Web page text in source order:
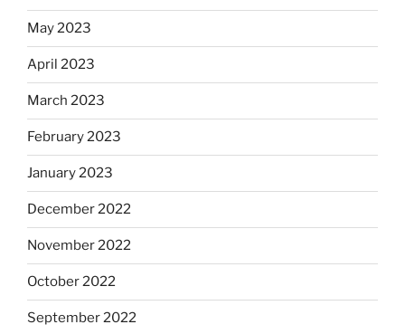
May 2023
April 2023
March 2023
February 2023
January 2023
December 2022
November 2022
October 2022
September 2022